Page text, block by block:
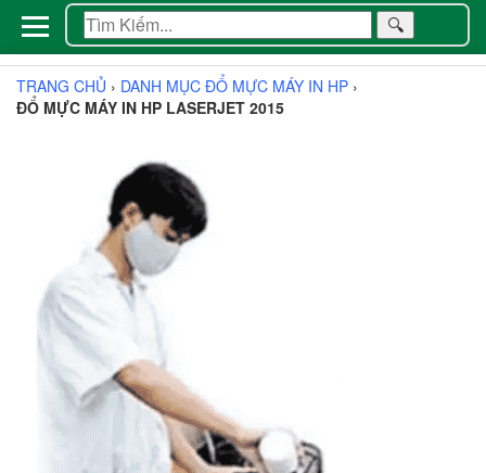
🔍
TRANG CHỦ › DANH MỤC ĐỔ MỰC MÁY IN HP ›
ĐỔ MỰC MÁY IN HP LASERJET 2015